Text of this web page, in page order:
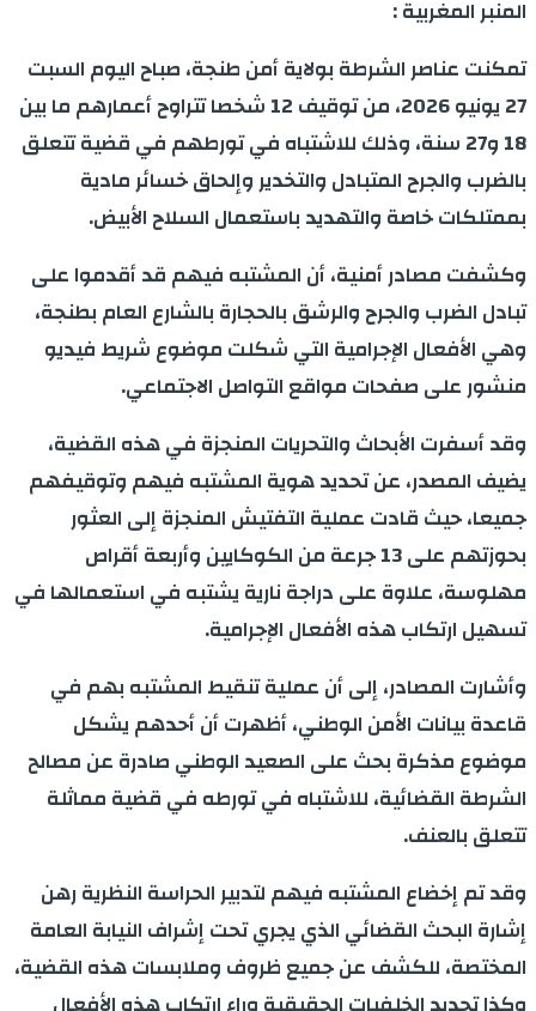
المنبر المغربية :
تمكنت عناصر الشرطة بولاية أمن طنجة، صباح اليوم السبت
27 يونيو 2026، من توقيف 12 شخصا تتراوح أعمارهم ما بين
18 و27 سنة، وذلك للاشتباه في تورطهم في قضية تتعلق
بالضرب والجرح المتبادل والتخدير وإلحاق خسائر مادية
بممتلكات خاصة والتهديد باستعمال السلاح الأبيض.
وكشفت مصادر أمنية، أن المشتبه فيهم قد أقدموا على
تبادل الضرب والجرح والرشق بالحجارة بالشارع العام بطنجة،
وهي الأفعال الإجرامية التي شكلت موضوع شريط فيديو
منشور على صفحات مواقع التواصل الاجتماعي.
وقد أسفرت الأبحاث والتحريات المنجزة في هذه القضية،
يضيف المصدر، عن تحديد هوية المشتبه فيهم وتوقيفهم
جميعا، حيث قادت عملية التفتيش المنجزة إلى العثور
بحوزتهم على 13 جرعة من الكوكايين وأربعة أقراص
مهلوسة، علاوة على دراجة نارية يشتبه في استعمالها في
تسهيل ارتكاب هذه الأفعال الإجرامية.
وأشارت المصادر، إلى أن عملية تنقيط المشتبه بهم في
قاعدة بيانات الأمن الوطني، أظهرت أن أحدهم يشكل
موضوع مذكرة بحث على الصعيد الوطني صادرة عن مصالح
الشرطة القضائية، للاشتباه في تورطه في قضية مماثلة
تتعلق بالعنف.
وقد تم إخضاع المشتبه فيهم لتدبير الحراسة النظرية رهن
إشارة البحث القضائي الذي يجري تحت إشراف النيابة العامة
المختصة، للكشف عن جميع ظروف وملابسات هذه القضية،